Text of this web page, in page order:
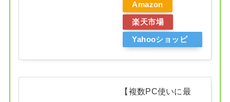
Amazon
楽天市場
Yahooショッピ
【複数PC使いに最